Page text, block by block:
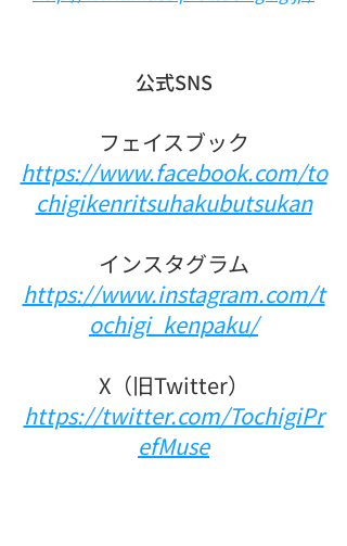
公式SNS
フェイスブック
https://www.facebook.com/to
chigikenritsuhakubutsukan
インスタグラム
https://www.instagram.com/t
ochigi_kenpaku/
X（旧Twitter）
https://twitter.com/TochigiPr
efMuse